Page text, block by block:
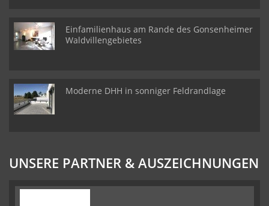
Einfamilienhaus am Rande des Gonsenheimer
Waldvillengebietes
Moderne DHH in sonniger Feldrandlage
UNSERE PARTNER & AUSZEICHNUNGEN